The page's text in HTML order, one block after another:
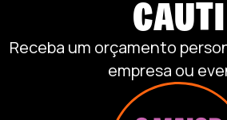
CAUTI
Receba um orçamento
empresa ou